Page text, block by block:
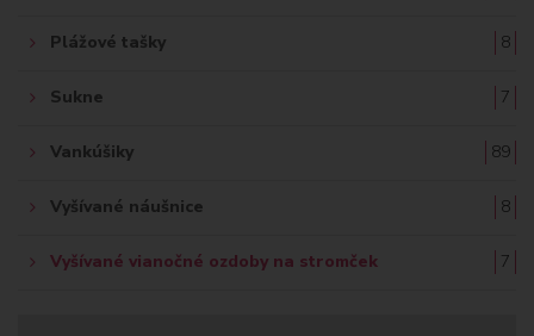
Plážové tašky 8
Sukne 7
Vankúšiky 89
Vyšívané náušnice 8
Vyšívané vianočné ozdoby na stromček 7